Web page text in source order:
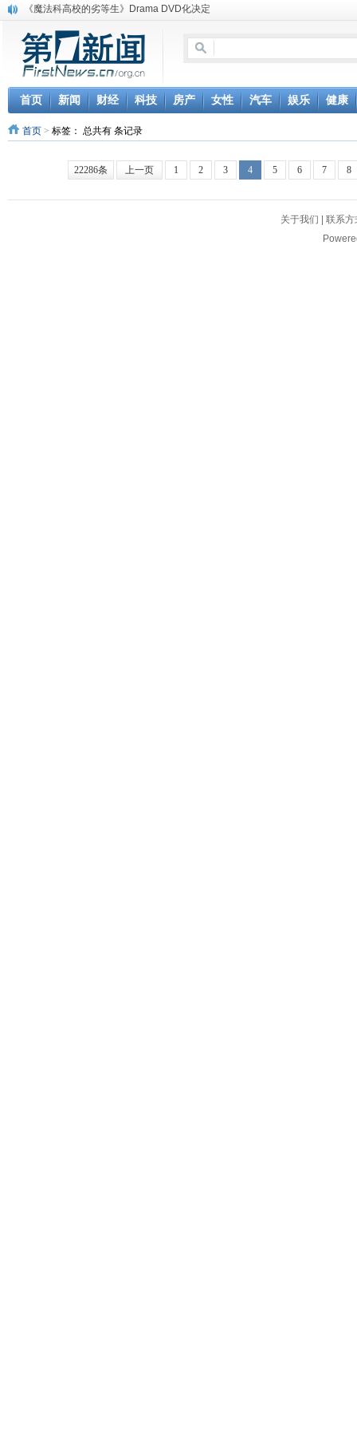
《魔法科高校的劣等生》Drama DVD化决定
消息称刘强东要求京东商城明年扭亏为盈
保健品也能吃出一身病? 康宝莱员工自揭多项家丑
煤价"跳水"电企利润"蹦高" 电煤联动亟待完善
苹果公司自建太阳能电厂为数据中心供电
吃饭、睡觉、黑人人？
网络电商和传统出版商的角逐：亚马逊停止接受Hachette所有图书订单
《中二病也想谈恋爱》女主角特报预告公开
首页 新闻 财经 科技 房产 女性 汽车 娱乐 健康
首页 > 标签： 总共有 条记录
22286条 上一页 1 2 3 4 5 6 7 8
关于我们
联系方